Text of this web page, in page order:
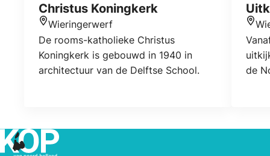
Christus Koningkerk
Wieringerwerf
De rooms-katholieke Christus
Koningkerk is gebouwd in 1940 in
architectuur van de Delftse School.
de